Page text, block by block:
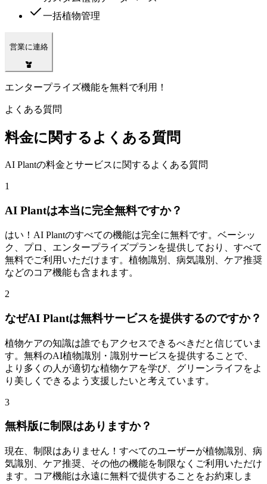
一括植物管理
営業に連絡
エンタープライズ機能を無料で利用！
よくある質問
料金に関するよくある質問
AI Plantの料金とサービスに関するよくある質問
1
AI Plantは本当に完全無料ですか？
はい！AI Plantのすべての機能は完全に無料です。ベーシッ
ク、プロ、エンタープライズプランを提供しており、すべて
無料でご利用いただけます。植物識別、病気識別、ケア推奨
などのコア機能も含まれます。
2
なぜAI Plantは無料サービスを提供するのですか？
植物ケアの知識は誰でもアクセスできるべきだと信じていま
す。無料のAI植物識別・識別サービスを提供することで、
より多くの人が適切な植物ケアを学び、グリーンライフをよ
り美しくできるよう支援したいと考えています。
3
無料版に制限はありますか？
現在、制限はありません！すべてのユーザーが植物識別、病
気識別、ケア推奨、その他の機能を制限なくご利用いただけ
ます。コア機能は永遠に無料で提供することをお約束しま